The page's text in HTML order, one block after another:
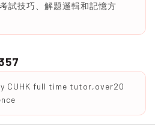
試技巧、解題邏輯和記憶方
CUHK full time tutor,over20